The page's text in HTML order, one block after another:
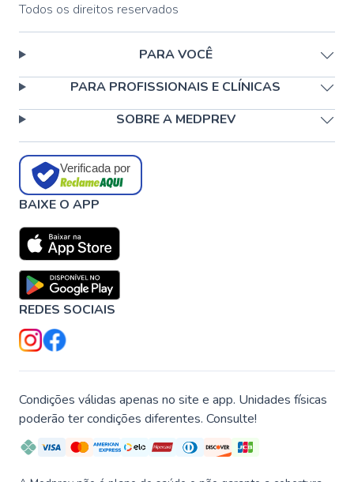
Todos os direitos reservados
PARA VOCÊ
PARA PROFISSIONAIS E CLÍNICAS
SOBRE A MEDPREV
Verificada por
BAIXE O APP
REDES SOCIAIS
Condições válidas apenas no site e app. Unidades físicas
poderão ter condições diferentes. Consulte!